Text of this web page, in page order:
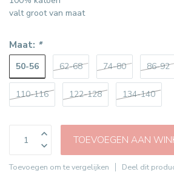
valt groot van maat
Maat: *
50-56 62-68 74-80 86-92
110-116 122-128 134-140
TOEVOEGEN AAN
Toevoegen om te vergelijken Deel dit